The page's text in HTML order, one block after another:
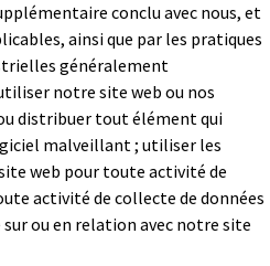
conclu avec nous, et
ainsi que par les pratiques
généralement
notre site web ou nos
distribuer tout élément qui
malveillant ; utiliser les
web pour toute activité de
activité de collecte de données
ou en relation avec notre site